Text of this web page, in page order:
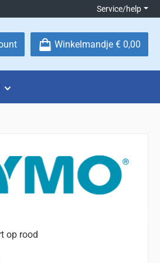
Service/help
je verlanglijstjeWinkelmandje € 0,00
op rood